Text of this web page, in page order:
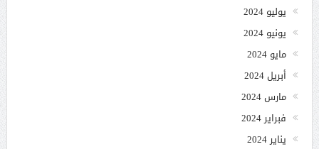
يوليو 2024
يونيو 2024
مايو 2024
أبريل 2024
مارس 2024
فبراير 2024
يناير 2024